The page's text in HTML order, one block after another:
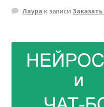
Лаура к записи